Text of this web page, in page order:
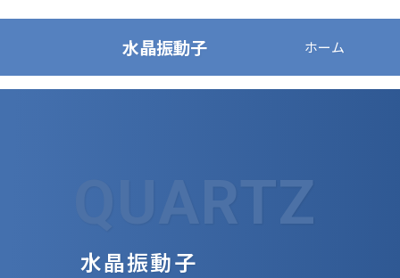
水晶振動子 ホーム
QUARTZ
水晶振動子